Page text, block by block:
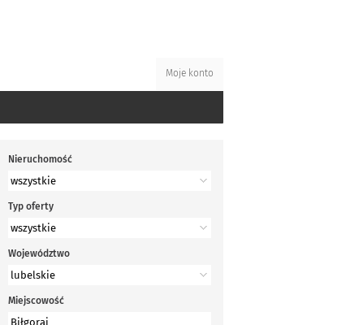
Moje konto
Nieruchomość
Typ oferty
Województwo
Miejscowość